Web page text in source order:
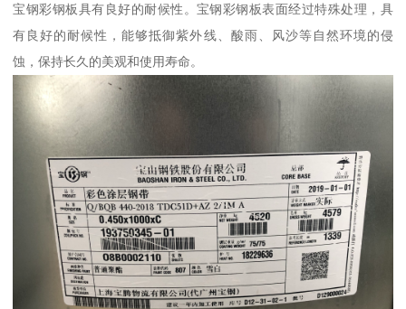
宝钢彩钢板具有良好的耐候性。宝钢彩钢板表面经过特殊处理，具
有良好的耐候性，能够抵御紫外线、酸雨、风沙等自然环境的侵
蚀，保持长久的美观和使用寿命。